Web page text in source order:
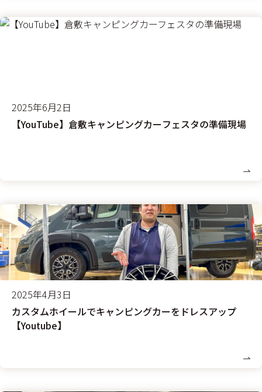
2025年6月2日
【YouTube】倉敷キャンピングカーフェスタの準備現場
2025年4月3日
カスタムホイールでキャンピングカーをドレスアップ
【Youtube】